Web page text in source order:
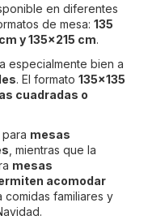
en diferentes
de mesa: 135
y 135x215 cm.
especialmente bien a
. El formato 135x135
cuadradas o
mesas
, mientras que la
mesas
acomodar
comidas familiares y